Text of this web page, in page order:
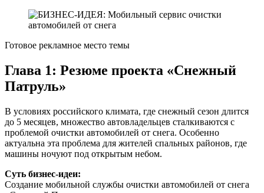
Готовое рекламное место темы
Глава 1: Резюме проекта «Снежный
Патруль»
В условиях российского климата, где снежный сезон длится
до 5 месяцев, множество автовладельцев сталкиваются с
проблемой очистки автомобилей от снега. Особенно
актуальна эта проблема для жителей спальных районов, где
машины ночуют под открытым небом.
Суть бизнес-идеи:
Создание мобильной службы очистки автомобилей от снега